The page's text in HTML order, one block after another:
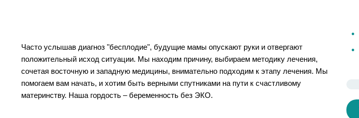
Часто услышав диагноз "бесплодие", будущие мамы опускают руки и отвергают
положительный исход ситуации. Мы находим причину, выбираем методику лечения,
сочетая восточную и западную медицины, внимательно подходим к этапу лечения. Мы
помогаем вам начать, и хотим быть верными спутниками на пути к счастливому
материнству. Наша гордость – беременность без ЭКО.